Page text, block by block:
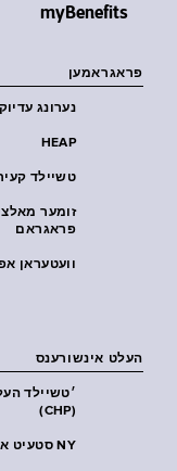
myBenefits
פראגראמען
נערונג
HEAP
טשיילד
זומער
פראגראם
וועטעראן
העלט אינשורענס
׳טשיילד
(CHP)
NY סטעיט אוו העלט